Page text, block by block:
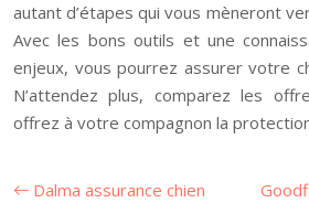
autant d’étapes qui vous mèneront
Avec les bons outils et une
enjeux, vous pourrez assurer votre
N’attendez plus, comparez les
offrez à votre compagnon la
Dalma assurance chien